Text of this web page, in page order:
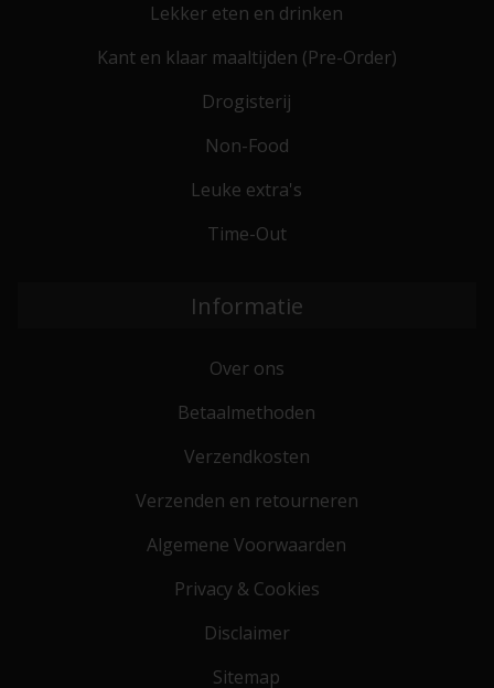
Lekker eten en drinken
Kant en klaar maaltijden (Pre-Order)
Drogisterij
Non-Food
Leuke extra's
Time-Out
Informatie
Over ons
Betaalmethoden
Verzendkosten
Verzenden en retourneren
Algemene Voorwaarden
Privacy & Cookies
Disclaimer
Sitemap